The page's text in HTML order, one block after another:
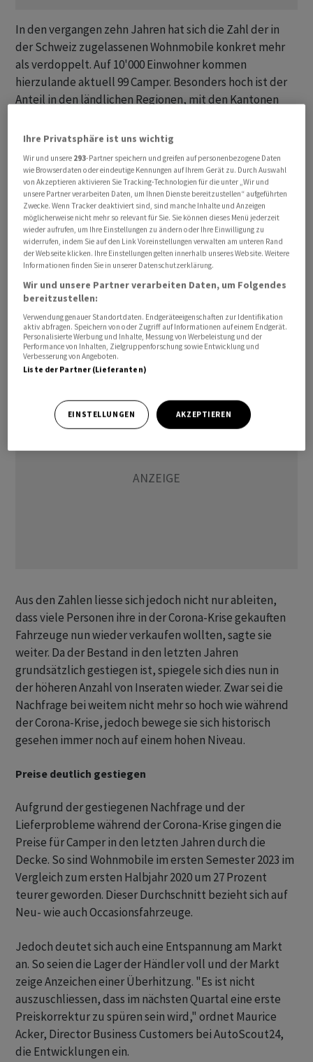
In den vergangen zehn Jahren hat sich die Zahl der in
der Schweiz zugelassenen Wohnmobile konkret mehr
als verdoppelt. Auf 10'000 Einwohner kommen
hierzulande aktuell 99 Camper. Besonders hoch ist der
Anteil in den ländlichen Regionen, mit den Kantonen
Ausserrhoden (144) an der Spitze, wie das Autoportal
AutoScout24 am Montag mitteilte. Am unteren Ende
landeten in der Analyse hingegen die urbanen Kantone
Basel-Stadt (54) und Genf (40).
Die zunehmende Beliebtheit von Campern zeige sich
auch an den Inseraten auf der Plattform von
AutoScout24. Dort waren im ersten Halbjahr 2023 8560
Camper inseriert. Im ersten Halbjahr 2020 waren es
hingegen nur knapp 6000. Die Zahl der Inserate bezieht
Occasionsfahrzeuge auf der Plattform, wie eine
Sprecherin auf Aufrage der Nachrichtenagentur AWP
einordnete.
Aus den Zahlen liesse sich jedoch nicht nur ableiten,
dass viele Personen ihre in der Corona-Krise gekauften
Fahrzeuge nun wieder verkaufen wollten, sagte sie
weiter. Da der Bestand in den letzten Jahren
grundsätzlich gestiegen ist, spiegele sich dies nun in
der höheren Anzahl von Inseraten wieder. Zwar sei die
Nachfrage bei weitem nicht mehr so hoch wie während
der Corona-Krise, jedoch bewege sie sich historisch
gesehen immer noch auf einem hohen Niveau.
Preise deutlich gestiegen
Aufgrund der gestiegenen Nachfrage und der
Lieferprobleme während der Corona-Krise gingen die
Preise für Camper in den letzten Jahren durch die
Decke. So sind Wohnmobile im ersten Semester 2023 im
Vergleich zum ersten Halbjahr 2020 um 27 Prozent
teurer geworden. Dieser Durchschnitt bezieht sich auf
Neu- wie auch Occasionsfahrzeuge.
Jedoch deutet sich auch eine Entspannung am Markt
an. So seien die Lager der Händler voll und der Markt
zeige Anzeichen einer Überhitzung. "Es ist nicht
auszuschliessen, dass im nächsten Quartal eine erste
Preiskorrektur zu spüren sein wird," ordnet Maurice
Acker, Director Business Customers bei AutoScout24,
die Entwicklungen ein.
Ihre Privatsphäre ist uns wichtig
Wir und unsere 293-Partner speichern und greifen auf personenbezogene Daten
wie Browserdaten oder eindeutige Kennungen auf Ihrem Gerät zu. Durch Auswahl
von Akzeptieren aktivieren Sie Tracking-Technologien für die unter „Wir und
unsere Partner verarbeiten Daten, um Ihnen Dienste bereitzustellen“ aufgeführten
Zwecke. Wenn Tracker deaktiviert sind, sind manche Inhalte und Anzeigen
möglicherweise nicht mehr so relevant für Sie. Sie können dieses Menü jederzeit
wieder aufrufen, um Ihre Einstellungen zu ändern oder Ihre Einwilligung zu
widerrufen, indem Sie auf den Link Voreinstellungen verwalten am unteren Rand
der Webseite klicken. Ihre Einstellungen gelten innerhalb unseres Website. Weitere
Informationen finden Sie in unserer Datenschutzerklärung.
Wir und unsere Partner verarbeiten Daten, um Folgendes
bereitzustellen:
Verwendung genauer Standortdaten. Endgeräteeigenschaften zur Identifikation
aktiv abfragen. Speichern von oder Zugriff auf Informationen auf einem Endgerät.
Personalisierte Werbung und Inhalte, Messung von Werbeleistung und der
Performance von Inhalten, Zielgruppenforschung sowie Entwicklung und
Verbesserung von Angeboten.
Liste der Partner (Lieferanten)
EINSTELLUNGEN AKZEPTIEREN